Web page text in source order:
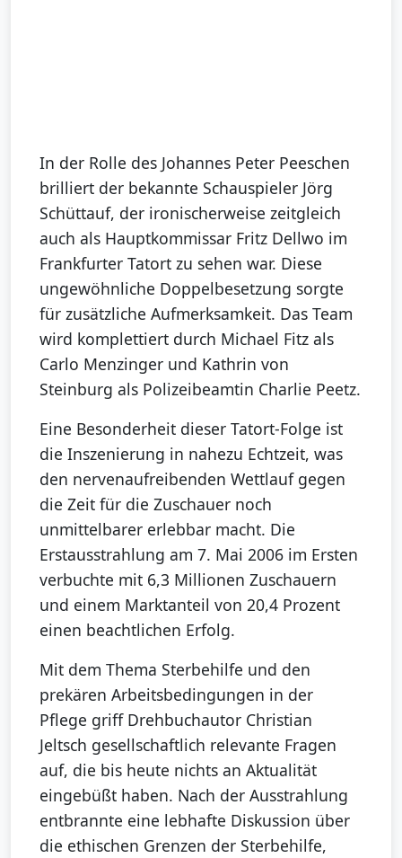
In der Rolle des Johannes Peter Peeschen
brilliert der bekannte Schauspieler Jörg
Schüttauf, der ironischerweise zeitgleich
auch als Hauptkommissar Fritz Dellwo im
Frankfurter Tatort zu sehen war. Diese
ungewöhnliche Doppelbesetzung sorgte
für zusätzliche Aufmerksamkeit. Das Team
wird komplettiert durch Michael Fitz als
Carlo Menzinger und Kathrin von
Steinburg als Polizeibeamtin Charlie Peetz.
Eine Besonderheit dieser Tatort-Folge ist
die Inszenierung in nahezu Echtzeit, was
den nervenaufreibenden Wettlauf gegen
die Zeit für die Zuschauer noch
unmittelbarer erlebbar macht. Die
Erstausstrahlung am 7. Mai 2006 im Ersten
verbuchte mit 6,3 Millionen Zuschauern
und einem Marktanteil von 20,4 Prozent
einen beachtlichen Erfolg.
Mit dem Thema Sterbehilfe und den
prekären Arbeitsbedingungen in der
Pflege griff Drehbuchautor Christian
Jeltsch gesellschaftlich relevante Fragen
auf, die bis heute nichts an Aktualität
eingebüßt haben. Nach der Ausstrahlung
entbrannte eine lebhafte Diskussion über
die ethischen Grenzen der Sterbehilfe,